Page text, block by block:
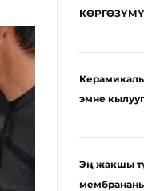
КӨРГӨЗҮМҮ
эмне
Эң жакшы